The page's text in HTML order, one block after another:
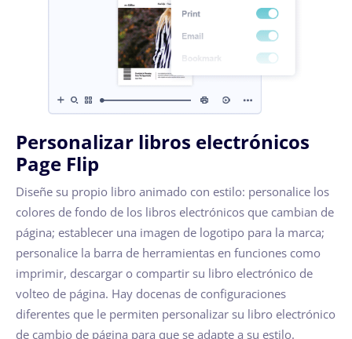
Personalizar libros electrónicos
Page Flip
Diseñe su propio libro animado con estilo: personalice los
colores de fondo de los libros electrónicos que cambian de
página; establecer una imagen de logotipo para la marca;
personalice la barra de herramientas en funciones como
imprimir, descargar o compartir su libro electrónico de
volteo de página. Hay docenas de configuraciones
diferentes que le permiten personalizar su libro electrónico
de cambio de página para que se adapte a su estilo.